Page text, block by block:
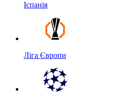
Іспанія
Ліга Європи